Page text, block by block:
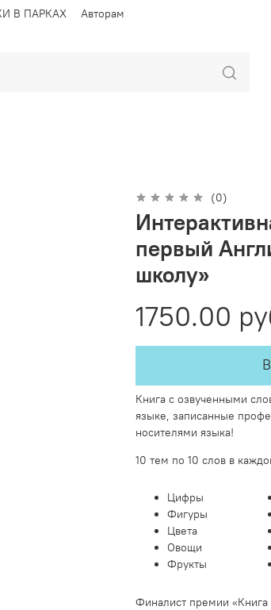
В ПАРКАХ Авторам
(0)
первый
школу»
1750.00
Книга с озвученными
языке, записанные
носителями языка!
10 тем по 10 слов в
Цифры
Фигуры
Цвета
Овощи
Фрукты
Финалист премии «Книга